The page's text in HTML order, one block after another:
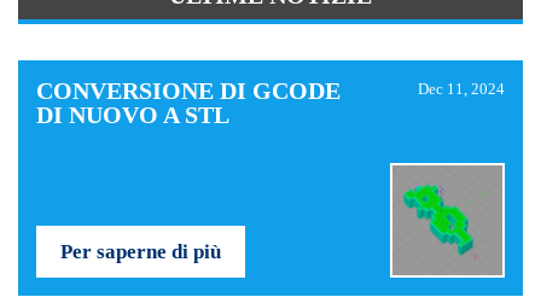
CONVERSIONE DI GCODE
DI NUOVO A STL
Dec 11, 2024
Per saperne di più